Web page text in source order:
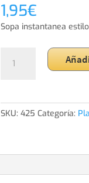
1,95€
Sopa instantanea
Tahi
cantidad
SKU:425 Categoría: